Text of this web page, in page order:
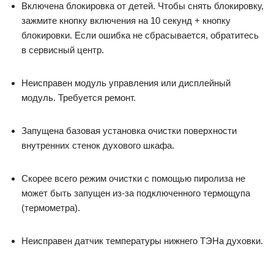
Включена блокировка от детей. Чтобы снять блокировку,
зажмите кнопку включения на 10 секунд + кнопку
блокировки. Если ошибка не сбрасывается, обратитесь
в сервисный центр.
Неисправен модуль управления или дисплейный
модуль. Требуется ремонт.
Запущена базовая установка очистки поверхности
внутренних стенок духового шкафа.
Скорее всего режим очистки с помощью пиролиза не
может быть запущен из-за подключенного термощупа
(термометра).
Неисправен датчик температуры нижнего ТЭНа духовки.